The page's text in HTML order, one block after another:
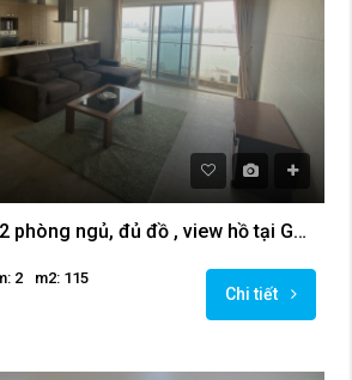
Cho thuê căn hộ 2 phòng ngủ, đủ đồ , view hồ tại Golden Westlake.
2
m2: 115
Chi tiết